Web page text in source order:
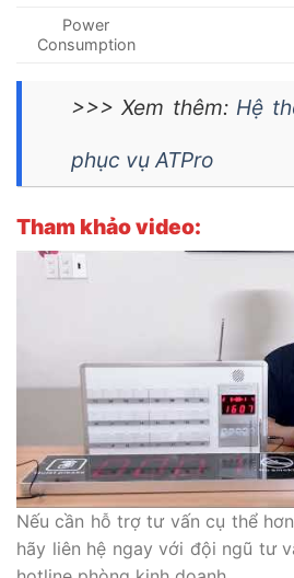
Power
Consumption
>>> Xem thêm: Hệ
phục vụ ATPro
Tham khảo video:
Nếu cần hỗ trợ tư vấn cụ thể
hãy liên hệ ngay với đội ngũ tư